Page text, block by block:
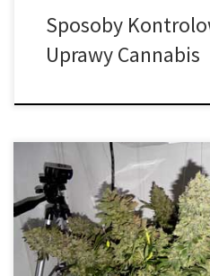
Sposoby
Uprawy Cannabis
Różnica między męskimi i żeńskimi
wiesz, że rośliny marihuany
męskie lub żeńskie?
żeńskimi roślinami cannabis